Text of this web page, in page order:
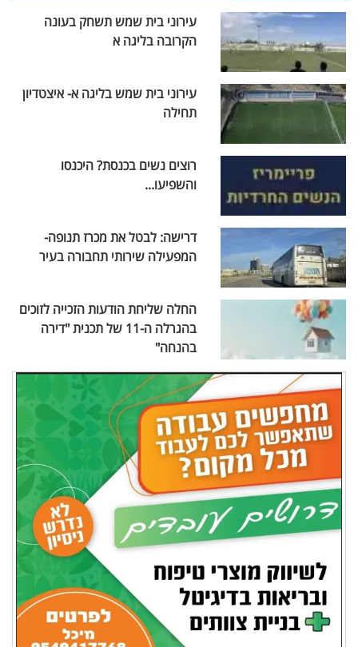
עירוני בית שמש תשחק בעונה
הקרובה בליגה א
עירוני בית שמש בליגה א- איצטדיון
תחילה
רוצים נשים בכנסת? היכנסו
והשפיעו...
דרישה: לבטל את מכרז תנופה-
המפעילה שירותי תחבורה בעיר
החלה שליחת הודעות הזכייה לזוכים
בהגרלה ה-11 של תכנית "דירה
בהנחה"